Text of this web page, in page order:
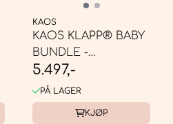
KAOS
KAOS KLAPP® BABY
BUNDLE -
BARNESTOL EIK
NATUR
5.497,-
PÅ LAGER
KJØP